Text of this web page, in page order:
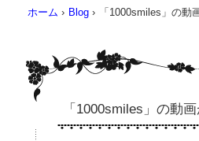
ホーム › Blog › 「1000smiles」の動
「1000smiles」の動